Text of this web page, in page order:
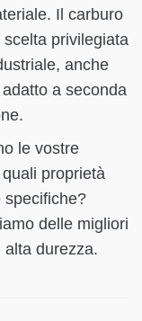
Il carburo
privilegiata
anche
a seconda
le vostre
proprietà
specifiche?
delle migliori
durezza.